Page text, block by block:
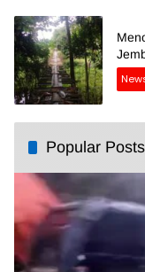
Popular Posts